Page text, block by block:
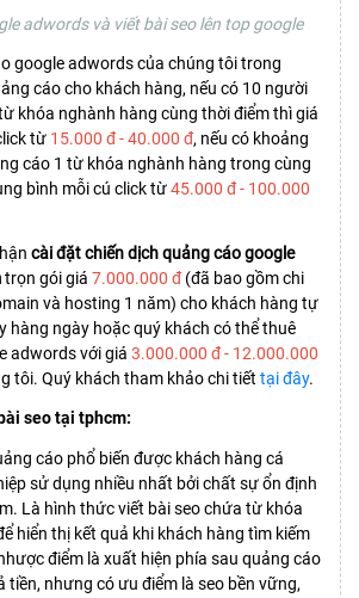
adwords và viết bài seo lên top google
google adwords của chúng tôi trong
cáo cho khách hàng, nếu có 10 người
khóa nghành hàng cùng thời điểm thì giá
từ 15.000 đ - 40.000 đ, nếu có khoảng
cáo 1 từ khóa nghành hàng trong cùng
bình mỗi cú click từ45.000 đ - 100.000
cài đặt chiến dịch quảng cáo google
trọn gói giá 7.000.000 đ(đã bao gồm chi
và hosting 1 năm) cho khách hàng tự
hàng ngày hoặc quý khách có thể thuê
adwords với giá 3.000.000 đ - 12.000.000
tôi. Quý khách tham khảo chi tiết tại đây.
seo tại tphcm:
cáo phổ biến được khách hàng cá
sử dụng nhiều nhất bởi chất sự ổn định
Là hình thức viết bài seo chứa từ khóa
hiển thị kết quả khi khách hàng tìm kiếm
điểm là xuất hiện phía sau quảng cáo
tiền, nhưng có ưu điểm là seo bền vững,